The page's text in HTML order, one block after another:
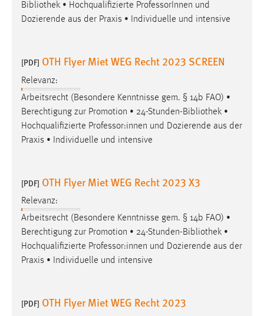
Bibliothek • Hochqualifizierte ProfessorInnen und
Dozierende aus der Praxis • Individuelle und intensive
[PDF] OTH Flyer Miet WEG Recht 2023 SCREEN
Relevanz:
Arbeitsrecht (Besondere Kenntnisse gem. § 14b FAO) •
Berechtigung zur Promotion • 24-Stunden-Bibliothek •
Hochqualifizierte Professor:innen und Dozierende aus der
Praxis • Individuelle und intensive
[PDF] OTH Flyer Miet WEG Recht 2023 X3
Relevanz:
Arbeitsrecht (Besondere Kenntnisse gem. § 14b FAO) •
Berechtigung zur Promotion • 24-Stunden-Bibliothek •
Hochqualifizierte Professor:innen und Dozierende aus der
Praxis • Individuelle und intensive
[PDF] OTH Flyer Miet WEG Recht 2023